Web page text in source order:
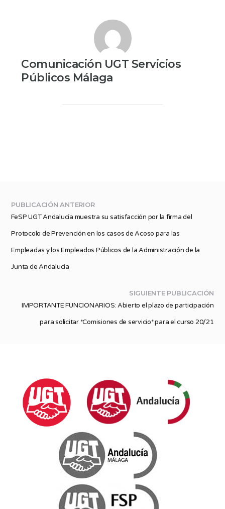
Comunicación UGT Servicios
Públicos Málaga
PUBLICACIÓN ANTERIOR
FeSP UGT Andalucía muestra su satisfacción por la firma del
Protocolo de Prevención en los casos de Acoso para las
Empleadas y los Empleados Públicos de la Administración de la
Junta de Andalucía
SIGUIENTE PUBLICACIÓN
IMPORTANTE FUNCIONARIOS: Abierto el plazo de participación
para solicitar *Comisiones de servicio* para el curso 20/21